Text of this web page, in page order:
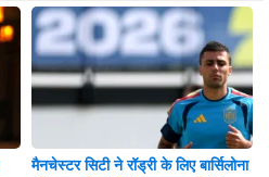
मैनचेस्टर सिटी ने रॉड्री के लिए बार्सिलोना